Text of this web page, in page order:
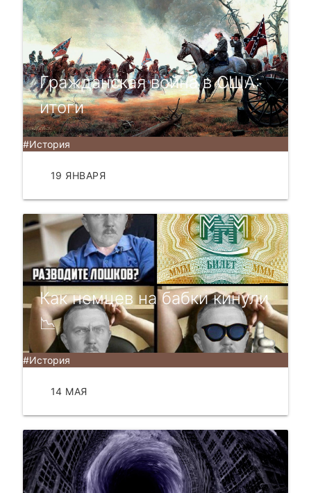
Гражданская война в США:
итоги
#История
19 ЯНВАРЯ
Как немцев на бабки кинули
📉
#История
14 МАЯ